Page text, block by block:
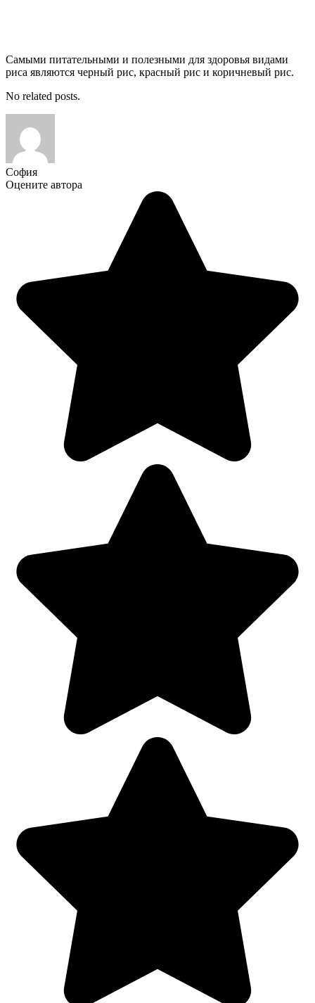
Самыми питательными и полезными для здоровья видами
риса являются черный рис, красный рис и коричневый рис.
No related posts.
София
Оцените автора